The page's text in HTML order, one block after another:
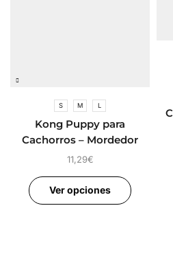
S M L
Kong Puppy para
Cachorros – Mordedor
para Cachorros
11,29€
Ver opciones